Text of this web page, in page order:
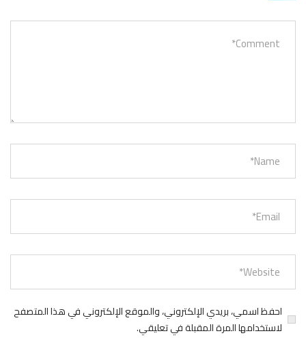
احفظ اسمي، بريدي الإلكتروني، والموقع الإلكتروني في هذا المتصفح
لاستخدامها المرة المقبلة في تعليقي.